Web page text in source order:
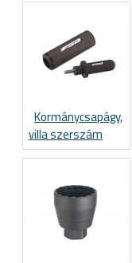
Kormánycsapágy,
villa szerszám